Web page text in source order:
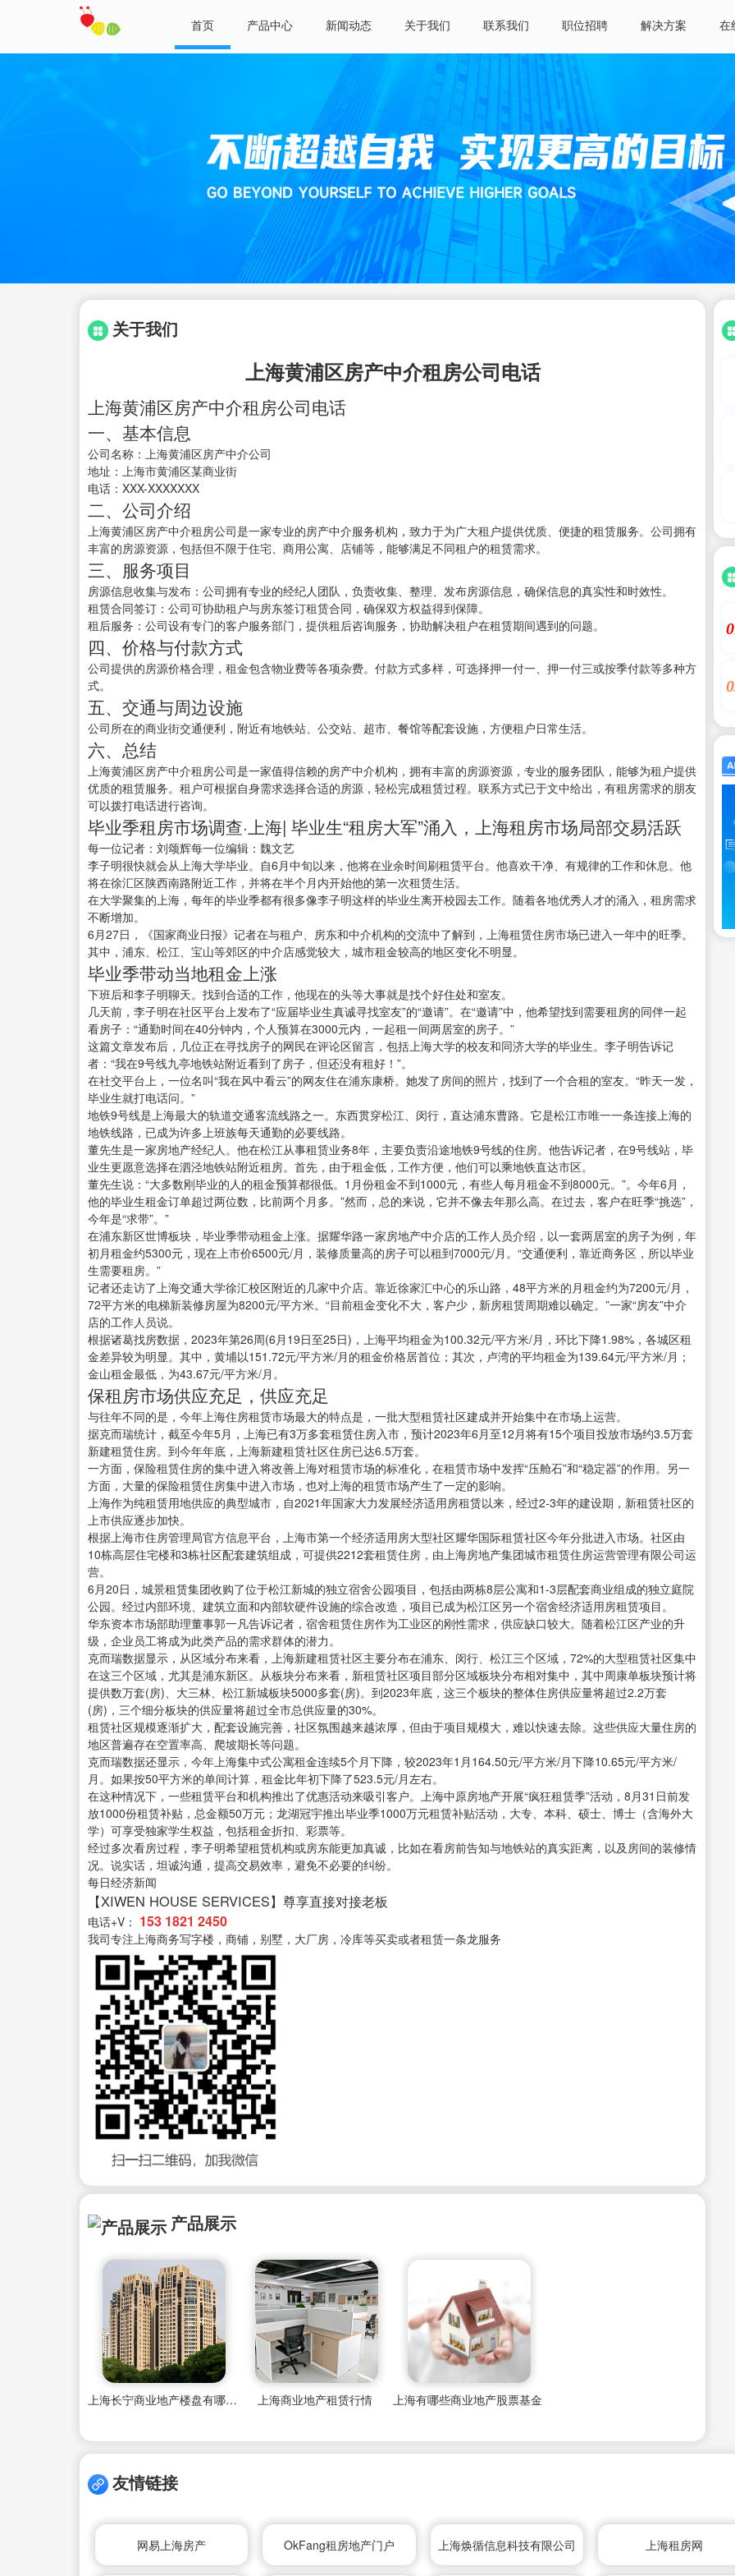
首页 产品中心 新闻动态 关于我们 联系我们 职位招聘 解决方案 在
关于我们
上海黄浦区房产中介租房公司电话
上海黄浦区房产中介租房公司电话
一、基本信息
公司名称：上海黄浦区房产中介公司
地址：上海市黄浦区某商业街
电话：XXX-XXXXXXX
二、公司介绍
上海黄浦区房产中介租房公司是一家专业的房产中介服务机构，致力于为广大租户提供优质、便捷的租赁服务。公司拥有
丰富的房源资源，包括但不限于住宅、商用公寓、店铺等，能够满足不同租户的租赁需求。
三、服务项目
房源信息收集与发布：公司拥有专业的经纪人团队，负责收集、整理、发布房源信息，确保信息的真实性和时效性。
租赁合同签订：公司可协助租户与房东签订租赁合同，确保双方权益得到保障。
租后服务：公司设有专门的客户服务部门，提供租后咨询服务，协助解决租户在租赁期间遇到的问题。
四、价格与付款方式
公司提供的房源价格合理，租金包含物业费等各项杂费。付款方式多样，可选择押一付一、押一付三或按季付款等多种方
式。
五、交通与周边设施
公司所在的商业街交通便利，附近有地铁站、公交站、超市、餐馆等配套设施，方便租户日常生活。
六、总结
上海黄浦区房产中介租房公司是一家值得信赖的房产中介机构，拥有丰富的房源资源，专业的服务团队，能够为租户提供
优质的租赁服务。租户可根据自身需求选择合适的房源，轻松完成租赁过程。联系方式已于文中给出，有租房需求的朋友
可以拨打电话进行咨询。
毕业季租房市场调查·上海| 毕业生“租房大军”涌入，上海租房市场局部交易活跃
每一位记者：刘颂辉每一位编辑：魏文艺
李子明很快就会从上海大学毕业。自6月中旬以来，他将在业余时间刷租赁平台。他喜欢干净、有规律的工作和休息。他
将在徐汇区陕西南路附近工作，并将在半个月内开始他的第一次租赁生活。
在大学聚集的上海，每年的毕业季都有很多像李子明这样的毕业生离开校园去工作。随着各地优秀人才的涌入，租房需求
不断增加。
6月27日，《国家商业日报》记者在与租户、房东和中介机构的交流中了解到，上海租赁住房市场已进入一年中的旺季。
其中，浦东、松江、宝山等郊区的中介店感觉较大，城市租金较高的地区变化不明显。
毕业季带动当地租金上涨
下班后和李子明聊天。找到合适的工作，他现在的头等大事就是找个好住处和室友。
几天前，李子明在社区平台上发布了“应届毕业生真诚寻找室友”的“邀请”。在“邀请”中，他希望找到需要租房的同伴一起
看房子：“通勤时间在40分钟内，个人预算在3000元内，一起租一间两居室的房子。”
这篇文章发布后，几位正在寻找房子的网民在评论区留言，包括上海大学的校友和同济大学的毕业生。李子明告诉记
者：“我在9号线九亭地铁站附近看到了房子，但还没有租好！”。
在社交平台上，一位名叫“我在风中看云”的网友住在浦东康桥。她发了房间的照片，找到了一个合租的室友。“昨天一发，
毕业生就打电话问。”
地铁9号线是上海最大的轨道交通客流线路之一。东西贯穿松江、闵行，直达浦东曹路。它是松江市唯一一条连接上海的
地铁线路，已成为许多上班族每天通勤的必要线路。
董先生是一家房地产经纪人。他在松江从事租赁业务8年，主要负责沿途地铁9号线的住房。他告诉记者，在9号线站，毕
业生更愿意选择在泗泾地铁站附近租房。首先，由于租金低，工作方便，他们可以乘地铁直达市区。
董先生说：“大多数刚毕业的人的租金预算都很低。1月份租金不到1000元，有些人每月租金不到8000元。”。今年6月，
他的毕业生租金订单超过两位数，比前两个月多。”然而，总的来说，它并不像去年那么高。在过去，客户在旺季“挑选”，
今年是“求带”。”
在浦东新区世博板块，毕业季带动租金上涨。据耀华路一家房地产中介店的工作人员介绍，以一套两居室的房子为例，年
初月租金约5300元，现在上市价6500元/月，装修质量高的房子可以租到7000元/月。“交通便利，靠近商务区，所以毕业
生需要租房。”
记者还走访了上海交通大学徐汇校区附近的几家中介店。靠近徐家汇中心的乐山路，48平方米的月租金约为7200元/月，
72平方米的电梯新装修房屋为8200元/平方米。“目前租金变化不大，客户少，新房租赁周期难以确定。”一家“房友”中介
店的工作人员说。
根据诸葛找房数据，2023年第26周(6月19日至25日)，上海平均租金为100.32元/平方米/月，环比下降1.98%，各城区租
金差异较为明显。其中，黄埔以151.72元/平方米/月的租金价格居首位；其次，卢湾的平均租金为139.64元/平方米/月；
金山租金最低，为43.67元/平方米/月。
保租房市场供应充足，供应充足
与往年不同的是，今年上海住房租赁市场最大的特点是，一批大型租赁社区建成并开始集中在市场上运营。
据克而瑞统计，截至今年5月，上海已有3万多套租赁住房入市，预计2023年6月至12月将有15个项目投放市场约3.5万套
新建租赁住房。到今年年底，上海新建租赁社区住房已达6.5万套。
一方面，保险租赁住房的集中进入将改善上海对租赁市场的标准化，在租赁市场中发挥“压舱石”和“稳定器”的作用。另一
方面，大量的保险租赁住房集中进入市场，也对上海的租赁市场产生了一定的影响。
上海作为纯租赁用地供应的典型城市，自2021年国家大力发展经济适用房租赁以来，经过2-3年的建设期，新租赁社区的
上市供应逐步加快。
根据上海市住房管理局官方信息平台，上海市第一个经济适用房大型社区耀华国际租赁社区今年分批进入市场。社区由
10栋高层住宅楼和3栋社区配套建筑组成，可提供2212套租赁住房，由上海房地产集团城市租赁住房运营管理有限公司运
营。
6月20日，城景租赁集团收购了位于松江新城的独立宿舍公园项目，包括由两栋8层公寓和1-3层配套商业组成的独立庭院
公园。经过内部环境、建筑立面和内部软硬件设施的综合改造，项目已成为松江区另一个宿舍经济适用房租赁项目。
华东资本市场部助理董事郭一凡告诉记者，宿舍租赁住房作为工业区的刚性需求，供应缺口较大。随着松江区产业的升
级，企业员工将成为此类产品的需求群体的潜力。
克而瑞数据显示，从区域分布来看，上海新建租赁社区主要分布在浦东、闵行、松江三个区域，72%的大型租赁社区集中
在这三个区域，尤其是浦东新区。从板块分布来看，新租赁社区项目部分区域板块分布相对集中，其中周康单板块预计将
提供数万套(房)、大三林、松江新城板块5000多套(房)。到2023年底，这三个板块的整体住房供应量将超过2.2万套
(房)，三个细分板块的供应量将超过全市总供应量的30%。
租赁社区规模逐渐扩大，配套设施完善，社区氛围越来越浓厚，但由于项目规模大，难以快速去除。这些供应大量住房的
地区普遍存在空置率高、爬坡期长等问题。
克而瑞数据还显示，今年上海集中式公寓租金连续5个月下降，较2023年1月164.50元/平方米/月下降10.65元/平方米/
月。如果按50平方米的单间计算，租金比年初下降了523.5元/月左右。
在这种情况下，一些租赁平台和机构推出了优惠活动来吸引客户。上海中原房地产开展“疯狂租赁季”活动，8月31日前发
放1000份租赁补贴，总金额50万元；龙湖冠宇推出毕业季1000万元租赁补贴活动，大专、本科、硕士、博士（含海外大
学）可享受独家学生权益，包括租金折扣、彩票等。
经过多次看房过程，李子明希望租赁机构或房东能更加真诚，比如在看房前告知与地铁站的真实距离，以及房间的装修情
况。说实话，坦诚沟通，提高交易效率，避免不必要的纠纷。
每日经济新闻
【XIWEN HOUSE SERVICES】尊享直接对接老板
电话+V： 153 1821 2450
我司专注上海商务写字楼，商铺，别墅，大厂房，冷库等买卖或者租赁一条龙服务
产品展示
上海长宁商业地产楼盘有哪些地方好卖 上海商业地产租赁行情 上海有哪些商业地产股票基金
友情链接
网易上海房产 OkFang租房地产门户 上海焕循信息科技有限公司 上海租房网